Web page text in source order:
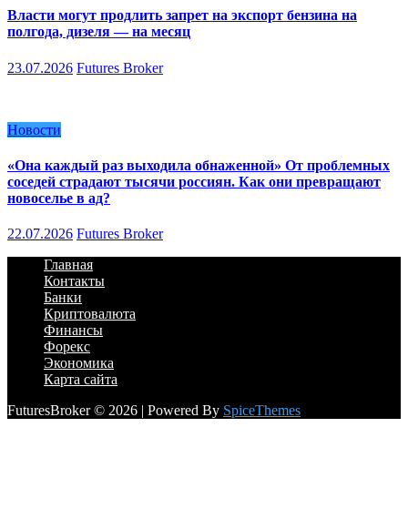
Власти могут продлить запрет на экспорт бензина на
полгода, дизеля — на месяц
23.07.2026 Futures Broker
Новости
«Она каждый раз выходила обнаженной» От проблемных
соседей страдают тысячи россиян. Как они превращают
новоселье в ад?
22.07.2026 Futures Broker
Главная
Контакты
Банки
Криптовалюта
Финансы
Форекс
Экономика
Карта сайта
FuturesBroker © 2026 | Powered By SpiceThemes